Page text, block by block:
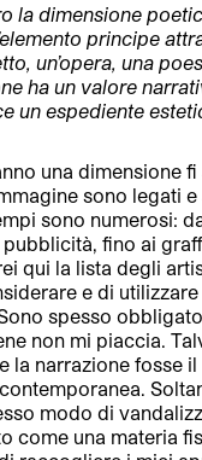
la dimensione
principe
un’opera, una
ha un valore
un espediente
una dimensione
sono legati
sono numerosi:
fino ai
qui la lista degli
e di
spesso
non mi piaccia.
la narrazione fosse
modo di
come una materia